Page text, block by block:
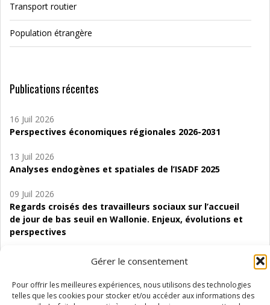
Gérer le consentement
Pour offrir les meilleures expériences, nous utilisons des technologies
telles que les cookies pour stocker et/ou accéder aux informations des
Transport routier
Population étrangère
Publications récentes
16 Juil 2026
Perspectives économiques régionales 2026-2031
13 Juil 2026
Analyses endogènes et spatiales de l’ISADF 2025
09 Juil 2026
Regards croisés des travailleurs sociaux sur l’accueil
de jour de bas seuil en Wallonie. Enjeux, évolutions et
perspectives
d’accompagnement à l’autocréation d’emploi (SAACE)